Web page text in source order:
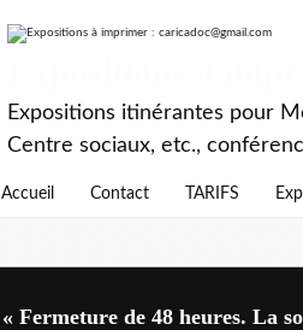
Expositions itinérantes pour
Centre sociaux, etc.,
Accueil Contact TARIFS
« Fermeture de 48 heures. La